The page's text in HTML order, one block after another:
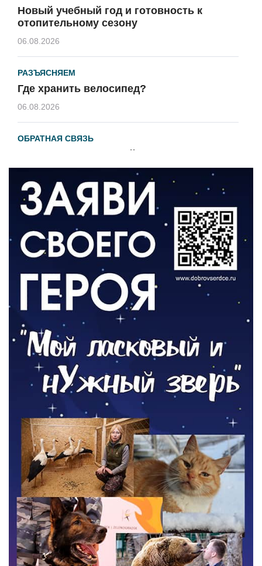
Новый учебный год и готовность к
отопительному сезону
06.08.2026
РАЗЪЯСНЯЕМ
Где хранить велосипед?
06.08.2026
ОБРАТНАЯ СВЯЗЬ
Администрация онлайн
ВЛАСТЬ
День памяти и «Симфония народов»
06.08.2026
Новый настил на экотропе
05.08.2026